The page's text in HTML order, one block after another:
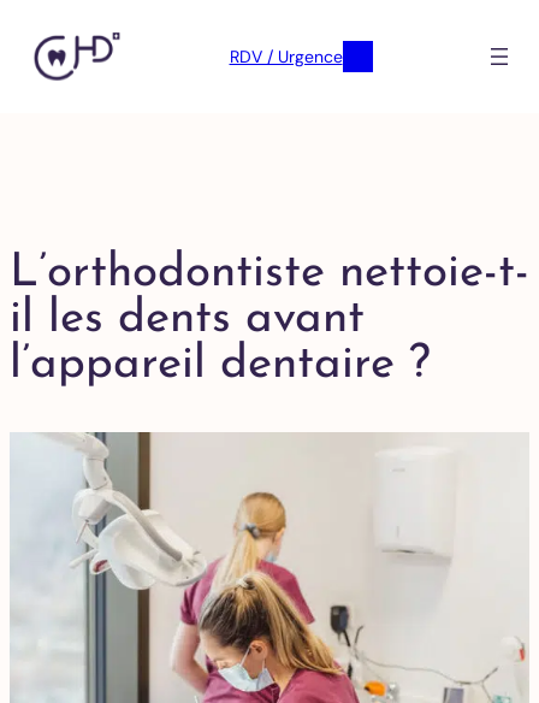
RDV / Urgence
L’orthodontiste nettoie-t-
il les dents avant
l’appareil dentaire ?